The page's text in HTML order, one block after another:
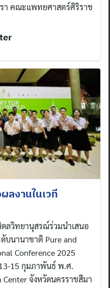
า คณะแพทยศาสตร์ศิริราช
ลงานในเวที
ลวิทยานุสรณ์ร่วมนำเสนอ
บนานาชาติ Pure and
Conference 2025
15 กุมภาพันธ์ พ.ศ.
จังหวัดนครราชสีมา